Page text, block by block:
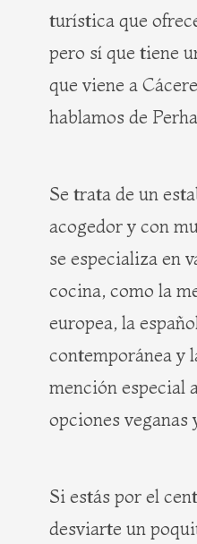
turística que
pero sí que tiene
que viene a
hablamos de
Se trata de un
acogedor y con
se especializa en
cocina, como la
europea, la
contemporánea y
mención especial
opciones veganas
Si estás por el
desviarte un